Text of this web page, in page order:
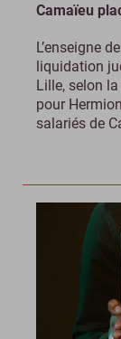
Camaïeu
L’enseigne
liquidation
Lille, selon
pour
salariés de